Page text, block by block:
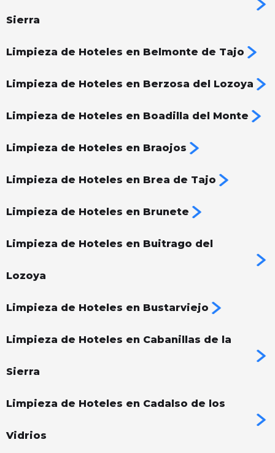
Sierra
Limpieza de Hoteles en Belmonte de Tajo
Limpieza de Hoteles en Berzosa del Lozoya
Limpieza de Hoteles en Boadilla del Monte
Limpieza de Hoteles en Braojos
Limpieza de Hoteles en Brea de Tajo
Limpieza de Hoteles en Brunete
Limpieza de Hoteles en Buitrago del
Lozoya
Limpieza de Hoteles en Bustarviejo
Limpieza de Hoteles en Cabanillas de la
Sierra
Limpieza de Hoteles en Cadalso de los
Vidrios